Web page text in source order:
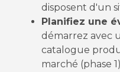
disposent d'un
Planifiez une
démarrez avec
catalogue
marché (phase